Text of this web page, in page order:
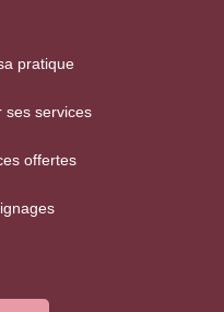
pratique
ses services
offertes